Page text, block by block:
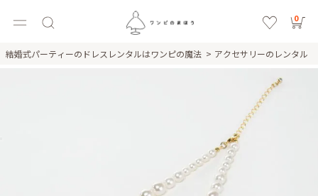
0
結婚式パーティーのドレスレンタルはワンピの魔法 アクセサリーのレンタル